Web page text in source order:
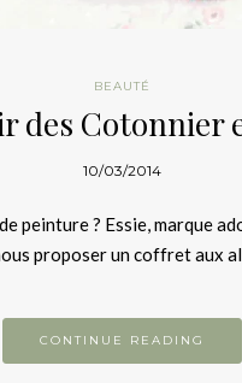
BEAUTÉ
des Cotonnier
10/03/2014
peinture ? Essie, marque
proposer un coffret aux
CONTINUE READING